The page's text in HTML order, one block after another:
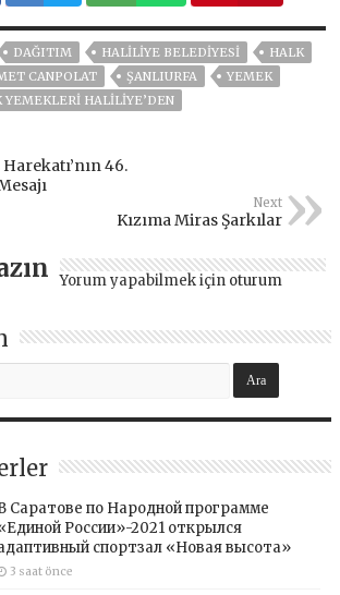
DAĞITIM HALİLİYE BELEDİYESİ
HALK
CANPOLAT ŞANLIURFA
YEMEK
YEMEKLERİ HALİLİYE’DEN
Harekatı’nın 46.
Next
Kızıma Miras Şarkılar
Yorum yapabilmek için oturum
Саратове по Народной программе
России»-2021 открылся
спортзал «Новая высота»
3 saat önce